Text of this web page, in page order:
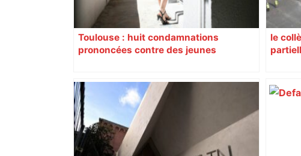
Toulouse : huit condamnations
prononcées contre des jeunes
le